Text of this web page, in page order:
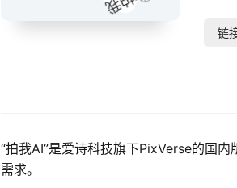
链
“拍我AI”是爱诗科技旗下PixVerse的国
需求。